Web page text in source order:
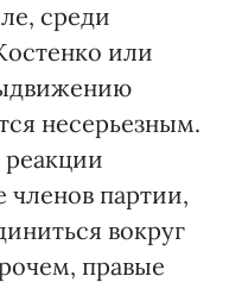
среди
или
несерьезным.
членов партии,
вокруг
правые